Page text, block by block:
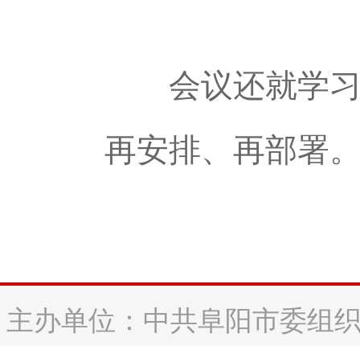
会议还就学习
再安排、再部署
主办单位：中共阜阳市委组